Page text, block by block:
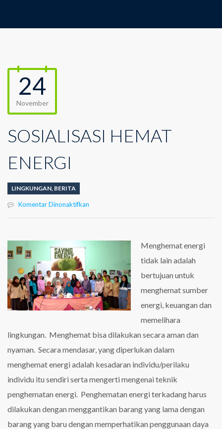
24
November
SOSIALISASI HEMAT
ENERGI
LINGKUNGAN, BERITA
Komentar Dinonaktifkan
Menghemat energi
tidak lain adalah
bertujuan untuk
menghemat sumber
energi, keuangan dan
memelihara
lingkungan. Menghemat bisa dilakukan secara aman dan
nyaman. Secara mendasar, yang diperlukan dalam
menghemat energi adalah kesadaran individu/perilaku
individu itu sendiri serta mengerti mengenai teknik
penghematan energi. Penghematan energi terkadang harus
dilakukan dengan menggantikan barang yang lama dengan
barang yang baru dengan memperhatikan penggunaan daya